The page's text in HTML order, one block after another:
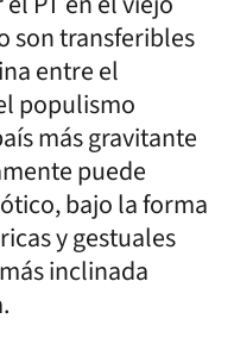
son transferibles
entre el
populismo
más gravitante
puede
bajo la forma
y gestuales
inclinada